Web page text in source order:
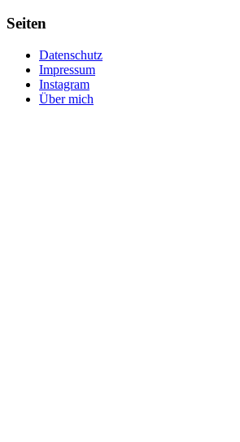
Seiten
Datenschutz
Impressum
Instagram
Über mich